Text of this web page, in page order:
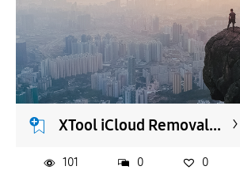
XTool iCloud Removal...
101 0 0